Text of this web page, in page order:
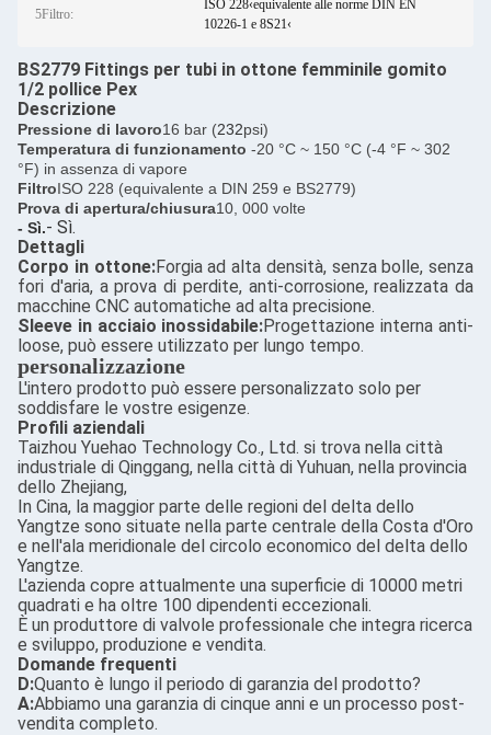
5Filtro:
ISO 228‹equivalente alle norme DIN EN
10226-1 e 8S21‹
BS2779 Fittings per tubi in ottone femminile gomito
1/2 pollice Pex
Descrizione
Pressione di lavoro16 bar (232psi)
Temperatura di funzionamento -20 °C ~ 150 °C (-4 °F ~ 302
°F) in assenza di vapore
FiltroISO 228 (equivalente a DIN 259 e BS2779)
Prova di apertura/chiusura10, 000 volte
- Sì.- Sì.
Dettagli
Corpo in ottone:Forgia ad alta densità, senza bolle, senza
fori d'aria, a prova di perdite, anti-corrosione, realizzata da
macchine CNC automatiche ad alta precisione.
Sleeve in acciaio inossidabile:Progettazione interna anti-
loose, può essere utilizzato per lungo tempo.
personalizzazione
L'intero prodotto può essere personalizzato solo per
soddisfare le vostre esigenze.
Profili aziendali
Taizhou Yuehao Technology Co., Ltd. si trova nella città
industriale di Qinggang, nella città di Yuhuan, nella provincia
dello Zhejiang,
In Cina, la maggior parte delle regioni del delta dello
Yangtze sono situate nella parte centrale della Costa d'Oro
e nell'ala meridionale del circolo economico del delta dello
Yangtze.
L'azienda copre attualmente una superficie di 10000 metri
quadrati e ha oltre 100 dipendenti eccezionali.
È un produttore di valvole professionale che integra ricerca
e sviluppo, produzione e vendita.
Domande frequenti
D:Quanto è lungo il periodo di garanzia del prodotto?
A:Abbiamo una garanzia di cinque anni e un processo post-
vendita completo.